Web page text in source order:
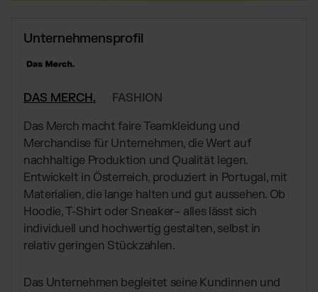
BRANCHENLÖSUNGEN:
Beauty & Kosmetik
Supplements
Fashion
Elektronikprodukte
Parfums & Düfte
UNSERE INTEGRATIONEN:
Shopify Fulfillment
Globales Fulfillment Netzwerk
Wähle deine passende Lösung
Blog
Wie Kunden mit uns wachsen
E-Books, Guides & Preislisten
Presse
PR, News & Brand Assets
FAQ
Alle Antworten zu unseren Services
Kontakt
Unternehmensprofil
DAS MERCH.
FASHION
Das Merch macht faire Teamkleidung und
Merchandise für Unternehmen, die Wert auf
nachhaltige Produktion und Qualität legen.
Entwickelt in Österreich, produziert in Portugal, mit
Materialien, die lange halten und gut aussehen. Ob
Hoodie, T-Shirt oder Sneaker– alles lässt sich
individuell und hochwertig gestalten, selbst in
relativ geringen Stückzahlen.
Das Unternehmen begleitet seine Kundinnen und